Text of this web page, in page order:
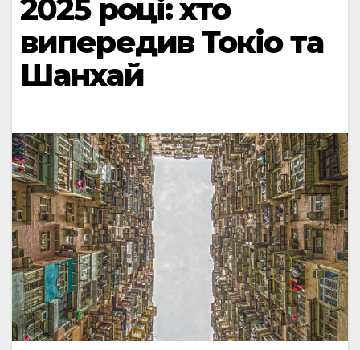
2025 році: хто
випередив Токіо та
Шанхай